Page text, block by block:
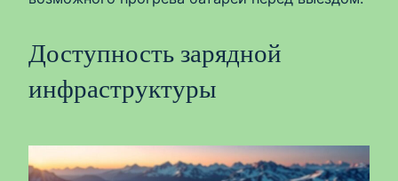
Доступность зарядной
инфраструктуры